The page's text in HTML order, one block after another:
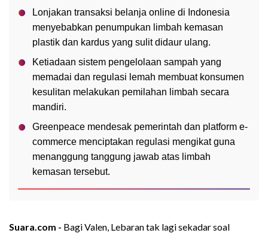
Lonjakan transaksi belanja online di Indonesia
menyebabkan penumpukan limbah kemasan
plastik dan kardus yang sulit didaur ulang.
Ketiadaan sistem pengelolaan sampah yang
memadai dan regulasi lemah membuat konsumen
kesulitan melakukan pemilahan limbah secara
mandiri.
Greenpeace mendesak pemerintah dan platform e-
commerce menciptakan regulasi mengikat guna
menanggung tanggung jawab atas limbah
kemasan tersebut.
Suara.com - Bagi Valen, Lebaran tak lagi sekadar soal